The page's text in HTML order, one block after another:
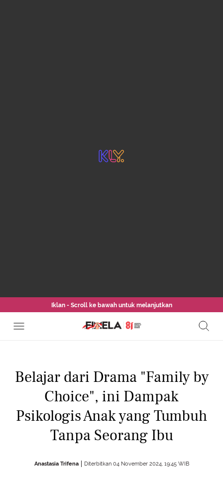
Iklan - Scroll ke bawah untuk melanjutkan
Belajar dari Drama "Family by
Choice", ini Dampak
Psikologis Anak yang Tumbuh
Tanpa Seorang Ibu
Anastasia Trifena Diterbitkan 04 November 2024, 19:45 WIB